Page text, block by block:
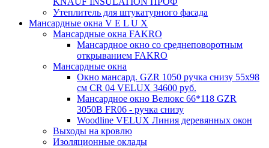
Утеплитель для штукатурного фасада
Мансардные окна V E L U X
Мансардные окна FAKRO
Мансардное окно со среднеповоротным
открыванием FAKRO
Мансардные окна
Окно мансард. GZR 1050 ручка снизу 55х98
см CR 04 VELUX 34600 руб.
Мансардное окно Велюкс 66*118 GZR
3050B FR06 - ручка снизу
Woodline VELUX Линия деревянных окон
Выходы на кровлю
Изоляционные оклады